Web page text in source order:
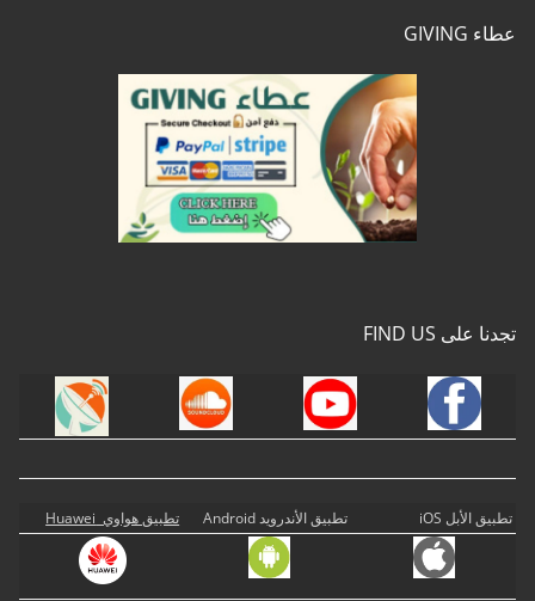
عطاء GIVING
تجدنا على FIND US
تطبيق الأبل iOS تطبيق الأندرويد Android تطبيق هواوي Huawei